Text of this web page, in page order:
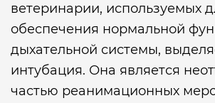
ветеринарии, используемых
обеспечения нормальной
дыхательной системы,
интубация. Она является
частью реанимационных